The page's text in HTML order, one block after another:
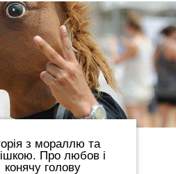
з мораллю та
Про любов і
конячу голову